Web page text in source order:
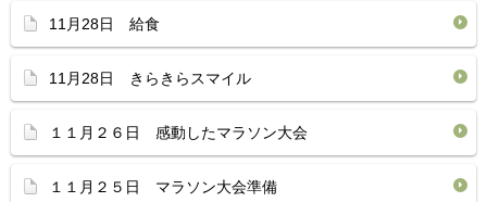
11月28日 給食
11月28日 きらきらスマイル
１１月２６日 感動したマラソン大会
１１月２５日 マラソン大会準備